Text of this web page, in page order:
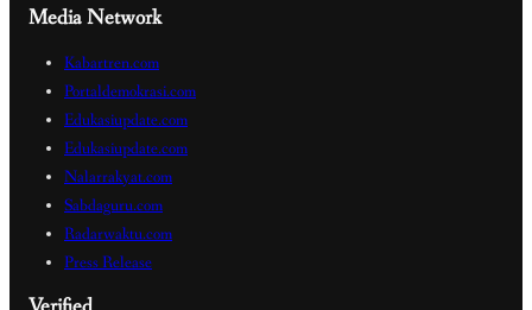
Media Network
Kabartren.com
Portaldemokrasi.com
Edukasiupdate.com
Edukasiupdate.com
Nalarrakyat.com
Sabdaguru.com
Radarwaktu.com
Press Release